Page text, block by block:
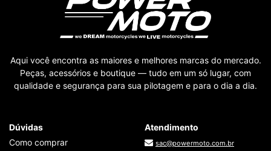
Aqui você encontra as maiores e melhores marcas do mercado.
Peças, acessórios e boutique — tudo em um só lugar, com
qualidade e segurança para sua pilotagem e para o dia a dia.
Dúvidas
Como comprar
Atendimento
sac@powermoto.com.br